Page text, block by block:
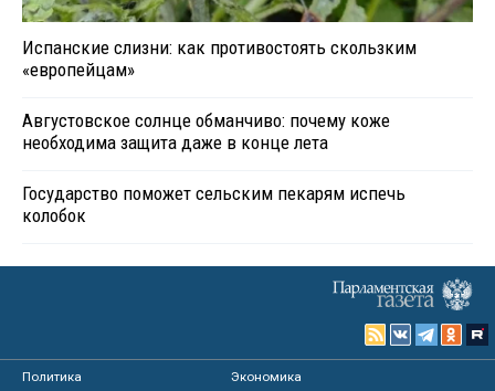
Испанские слизни: как противостоять скользким
«европейцам»
Августовское солнце обманчиво: почему коже
необходима защита даже в конце лета
Государство поможет сельским пекарям испечь
колобок
Политика
Экономика